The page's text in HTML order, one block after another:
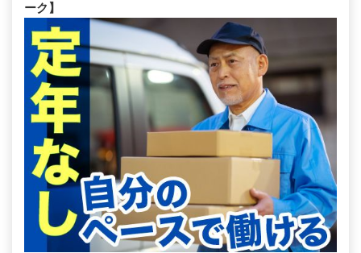
ーク】